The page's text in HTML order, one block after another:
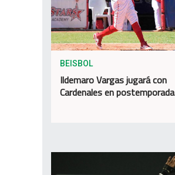
BEISBOL
Ildemaro Vargas jugará con
Cardenales en postemporada